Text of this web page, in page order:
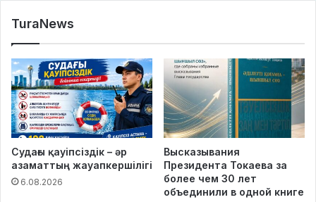
TuraNews
Судағы қауіпсіздік – әр
азаматтың жауапкершілігі
6.08.2026
Высказывания
Президента Токаева за
более чем 30 лет
объединили в одной книге